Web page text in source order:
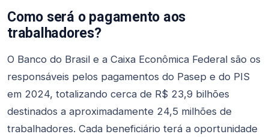
Como será o pagamento aos
trabalhadores?
O Banco do Brasil e a Caixa Econômica Federal são os
responsáveis pelos pagamentos do Pasep e do PIS
em 2024, totalizando cerca de R$ 23,9 bilhões
destinados a aproximadamente 24,5 milhões de
trabalhadores. Cada beneficiário terá a oportunidade